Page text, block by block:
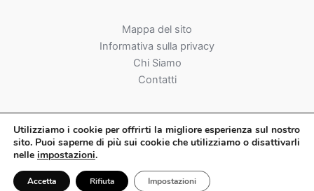
Mappa del sito
Informativa sulla privacy
Chi Siamo
Contatti
Utilizziamo i cookie per offrirti la migliore esperienza sul nostro
sito. Puoi saperne di più sui cookie che utilizziamo o disattivarli
nelle impostazioni.
Accetta Rifiuta Impostazioni